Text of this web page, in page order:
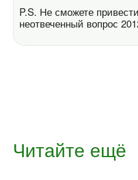
P.S. Не сможете
неотвеченный вопрос
Читайте ещё